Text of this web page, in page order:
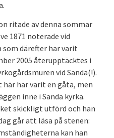
ritade av denna sommar
1871 noterade vid
som därefter har varit
2005 återupptäcktes i
vid Sanda(!).
har varit en gåta, men
inne i Sanda kyrka.
skickligt utförd och han
går att läsa på stenen:
kan han